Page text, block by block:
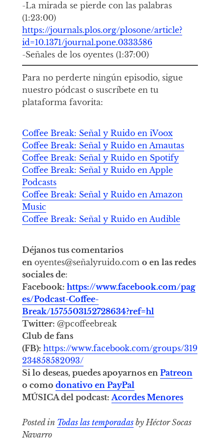
-La mirada se pierde con las palabras
(1:23:00)
https://journals.plos.org/plosone/article?
id=10.1371/journal.pone.0333586
-Señales de los oyentes (1:37:00)
Para no perderte ningún episodio, sigue
nuestro pódcast o suscríbete en tu
plataforma favorita:
Coffee Break: Señal y Ruido en iVoox
Coffee Break: Señal y Ruido en Amautas
Coffee Break: Señal y Ruido en Spotify
Coffee Break: Señal y Ruido en Apple
Podcasts
Coffee Break: Señal y Ruido en Amazon
Music
Coffee Break: Señal y Ruido en Audible
Déjanos tus comentarios
en oyentes@señalyruido.com o en las redes
sociales de:
Facebook: https://www.facebook.com/pag
es/Podcast-Coffee-
Break/1575503152728634?ref=hl
Twitter: @pcoffeebreak
Club de fans
(FB): https://www.facebook.com/groups/319
234858582093/
Si lo deseas, puedes apoyarnos en Patreon
o como donativo en PayPal
MÚSICA del podcast:Acordes Menores
Posted in Todas las temporadasby Héctor Socas
Navarro